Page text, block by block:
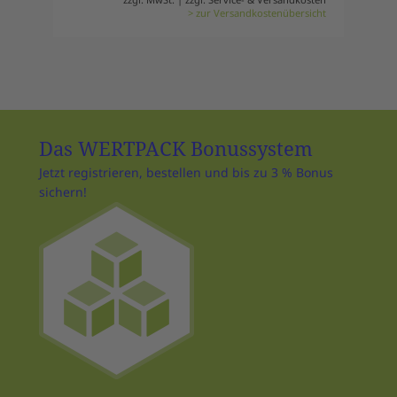
> zur Versandkostenübersicht
Das WERTPACK Bonussystem
Jetzt registrieren, bestellen und bis zu 3 % Bonus
sichern!